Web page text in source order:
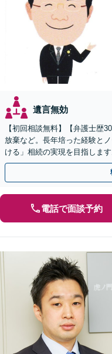
遺言無効
【初回相談無料】【弁護士歴
放棄など。長年培った経験と
ける」相続の実現を目指しま
【平日夜・土曜相談可】【西
電話で面談予約